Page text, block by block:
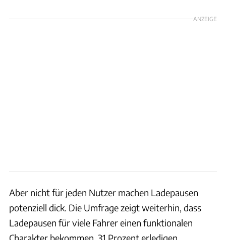
ANZEIGE
Aber nicht für jeden Nutzer machen Ladepausen
potenziell dick. Die Umfrage zeigt weiterhin, dass
Ladepausen für viele Fahrer einen funktionalen
Charakter bekommen. 31 Prozent erledigen